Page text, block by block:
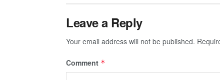
Leave a Reply
Your email address will not be published.
Comment *